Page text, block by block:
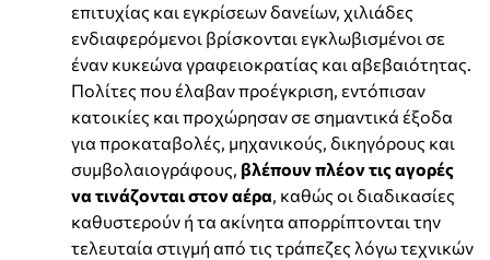
επιτυχίας και εγκρίσεων δανείων, χιλιάδες
ενδιαφερόμενοι βρίσκονται εγκλωβισμένοι σε
έναν κυκεώνα γραφειοκρατίας και αβεβαιότητας.
Πολίτες που έλαβαν προέγκριση, εντόπισαν
κατοικίες και προχώρησαν σε σημαντικά έξοδα
για προκαταβολές, μηχανικούς, δικηγόρους και
συμβολαιογράφους, βλέπουν πλέον τις αγορές
να τινάζονται στον αέρα, καθώς οι διαδικασίες
καθυστερούν ή τα ακίνητα απορρίπτονται την
τελευταία στιγμή από τις τράπεζες λόγω τεχνικών